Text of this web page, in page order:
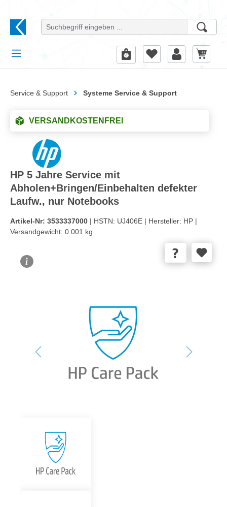
Service & Support Systeme Service & Support
VERSANDKOSTENFREI
HP 5 Jahre Service mit
Abholen+Bringen/Einbehalten defekter
Laufw., nur Notebooks
Artikel-Nr: 3533337000 | HSTN: UJ406E | Hersteller: HP |
Versandgewicht: 0.001 kg